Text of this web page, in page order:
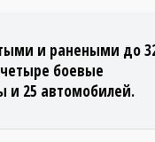
и ранеными до
боевые
25 автомобилей.